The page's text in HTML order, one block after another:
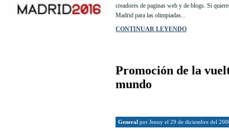
creadores de paginas web y de blogs. Si
Madrid para las olimpiadas...
CONTINUAR LEYENDO
Promoción de la
mundo
General por Jenny el 29 de diciembre del